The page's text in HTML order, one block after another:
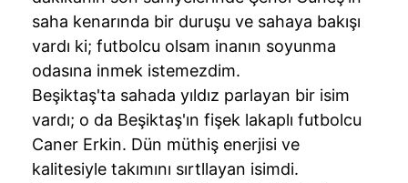
saha kenarında bir duruşu ve sahaya bakışı
vardı ki; futbolcu olsam inanın soyunma
odasına inmek istemezdim.
Beşiktaş'ta sahada yıldız parlayan bir isim
vardı; o da Beşiktaş'ın fişek lakaplı futbolcu
Caner Erkin. Dün müthiş enerjisi ve
kalitesiyle takımını sırtllayan isimdi.